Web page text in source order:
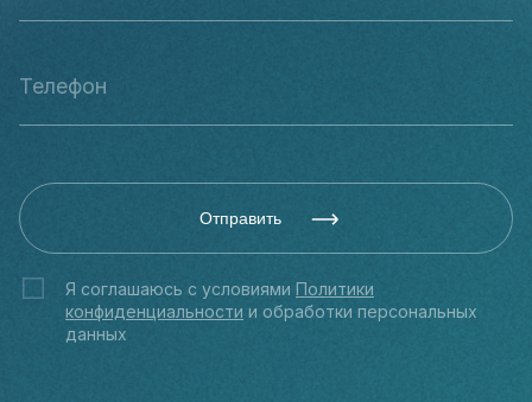
Отправить
Я соглашаюсь с условиями Политики
конфиденциальности и обработки персональных
данных